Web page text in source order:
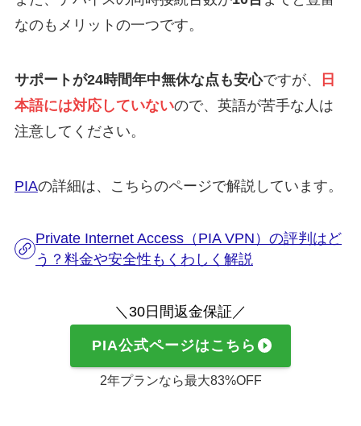
なのもメリットの一つです。
サポートが24時間年中無休な点も安心ですが、
日
本語には対応していないので、英語が苦手な人は
注意してください。
PIAの詳細は、こちらのページで解説しています。
Private Internet Access（PIA VPN）の評判はど
う？料金や安全性もくわしく解説
＼30日間返金保証／
PIA公式ページはこちら
2年プランなら最大83%OFF